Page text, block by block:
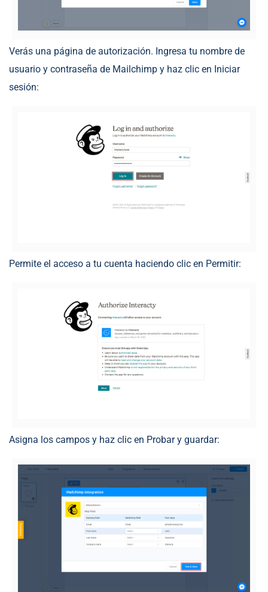
Verás una página de autorización. Ingresa tu nombre de
usuario y contraseña de Mailchimp y haz clic en Iniciar
sesión:
Permite el acceso a tu cuenta haciendo clic en Permitir:
Asigna los campos y haz clic en Probar y guardar: